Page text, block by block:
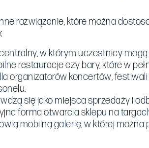
rozwiązanie, które można
w którym uczestnicy
restauracje czy bary, które w
organizatorów koncertów,
się jako miejsca sprzedaży i
forma otwarcia sklepu na
mobilną galerię, w której